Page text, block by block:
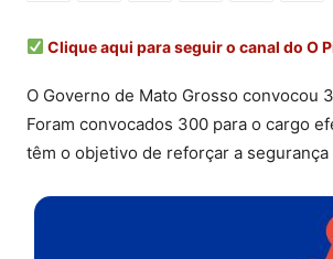
Clique aqui para seguir o canal do O
O Governo de Mato Grosso convocou
Foram convocados 300 para o cargo
têm o objetivo de reforçar a segurança